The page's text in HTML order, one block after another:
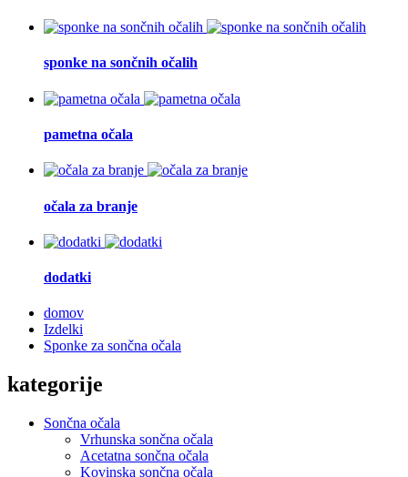
sponke na sončnih očalih
pametna očala
očala za branje
dodatki
domov
Izdelki
Sponke za sončna očala
kategorije
Sončna očala
Vrhunska sončna očala
Acetatna sončna očala
Kovinska sončna očala